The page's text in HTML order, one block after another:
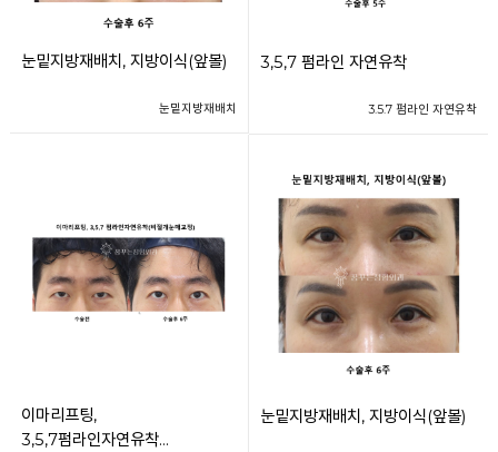
눈밑지방재배치, 지방이식(앞볼)
눈밑지방재배치
3,5,7 펌라인 자연유착
3.5.7 펌라인 자연유착
이마리프팅,
3,5,7펌라인자연유착
눈밑지방재배치, 지방이식(앞볼)